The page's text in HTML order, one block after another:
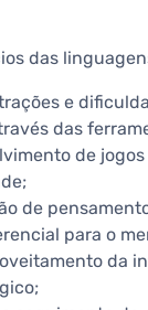
das
e
das
de
de
para o
da